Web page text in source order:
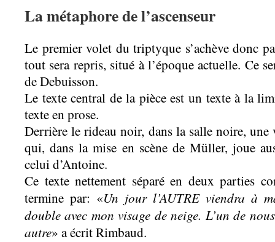
La métaphore de l’ascenseur
Le premier volet du triptyque s’achève donc
tout sera repris, situé à l’époque actuelle. Ce
de Debuisson.
Le texte central de la pièce est un texte à la
texte en prose.
Derrière le rideau noir, dans la salle noire,
qui, dans la mise en scène de Müller, joue
celui d’Antoine.
Ce texte nettement séparé en deux parties
termine par: «Un jour l’AUTRE viendra à
double avec mon visage de neige. L’un de
autre» a écrit Rimbaud.